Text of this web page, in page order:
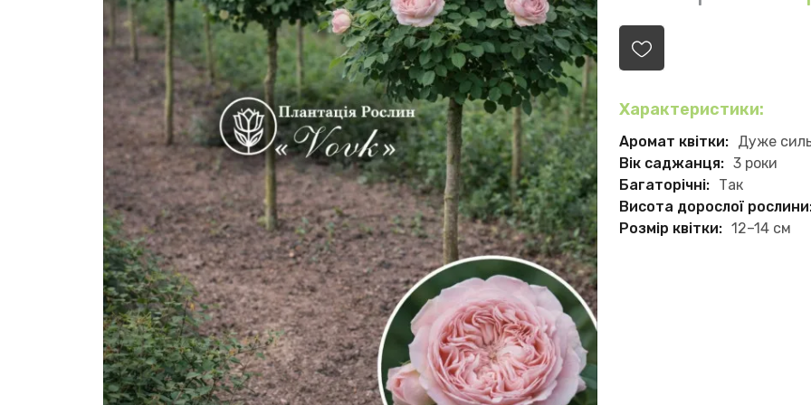
Характеристики:
Аромат квітки: Дуже
Вік саджанця: 3 роки
Багаторічні: Так
Висота дорослої
Розмір квітки: 12–14 см